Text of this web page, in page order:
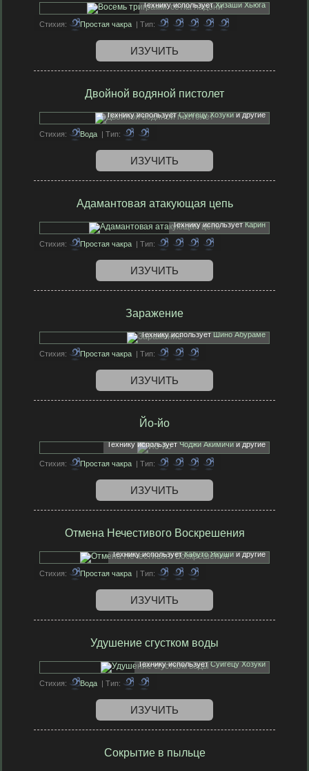
Технику используетХизаши Хьюга
Стихия: Простая чакра | Тип:
ИЗУЧИТЬ
Двойной водяной пистолет
Технику используетСуйгецу Хозукии другие
Стихия: Вода | Тип:
ИЗУЧИТЬ
Адамантовая атакующая цепь
Технику используетКарин
Стихия: Простая чакра | Тип:
ИЗУЧИТЬ
Заражение
Технику используетШино Абураме
Стихия: Простая чакра | Тип:
ИЗУЧИТЬ
Йо-йо
Технику используетЧоджи Акимичии другие
Стихия: Простая чакра | Тип:
ИЗУЧИТЬ
Отмена Нечестивого Воскрешения
Технику используетКабуто Якушии другие
Стихия: Простая чакра | Тип:
ИЗУЧИТЬ
Удушение сгустком воды
Технику используетСуйгецу Хозуки
Стихия: Вода | Тип:
ИЗУЧИТЬ
Сокрытие в пыльце